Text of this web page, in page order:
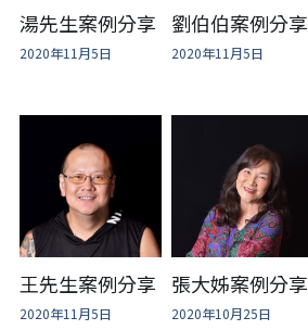
湯先生案例分享
2020年11月5日
劉伯伯案例分享
2020年11月5日
王先生案例分享
2020年11月5日
張大姊案例分享
2020年10月25日